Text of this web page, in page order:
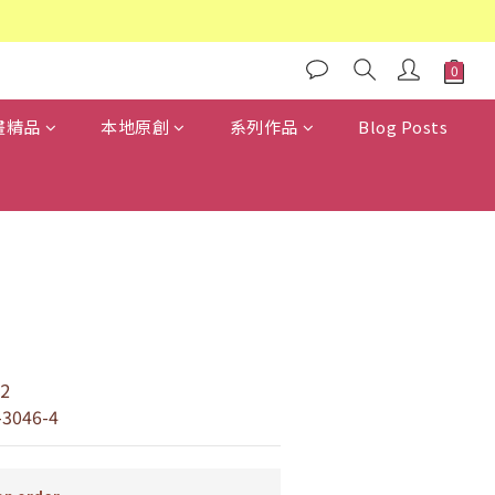
精品 本地原創 系列作品 Blog Posts
4